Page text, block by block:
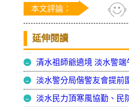
本文評論：
延伸閱讀
清水祖師爺遶境 淡水警端
淡水警分局偕警友會提前
淡水民力頂寒風協勤、民